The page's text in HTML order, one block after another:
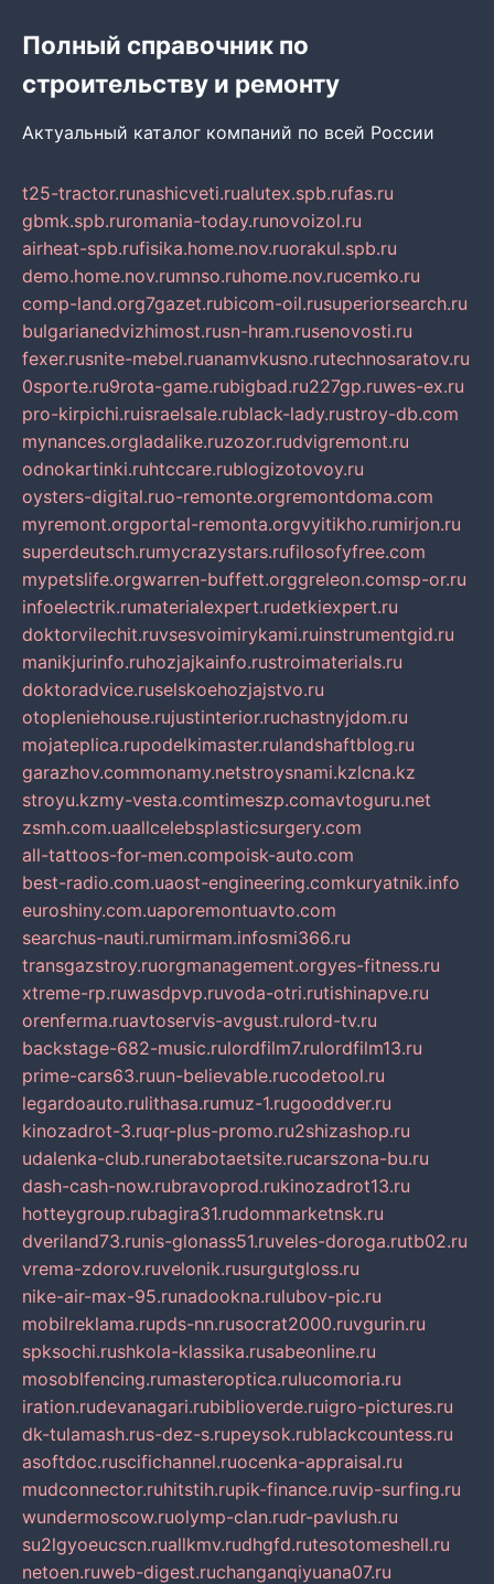
Полный справочник по
строительству и ремонту
Актуальный каталог компаний по всей России
t25-tractor.runashicveti.rualutex.spb.rufas.ru
gbmk.spb.ruromania-today.runovoizol.ru
airheat-spb.rufisika.home.nov.ruorakul.spb.ru
demo.home.nov.rumnso.ruhome.nov.rucemko.ru
comp-land.org7gazet.rubicom-oil.rusuperiorsearch.ru
bulgarianedvizhimost.rusn-hram.rusenovosti.ru
fexer.rusnite-mebel.ruanamvkusno.rutechnosaratov.ru
0sporte.ru9rota-game.rubigbad.ru227gp.ruwes-ex.ru
pro-kirpichi.ruisraelsale.rublack-lady.rustroy-db.com
mynances.orgladalike.ruzozor.rudvigremont.ru
odnokartinki.ruhtccare.rublogizotovoy.ru
oysters-digital.ruo-remonte.orgremontdoma.com
myremont.orgportal-remonta.orgvyitikho.rumirjon.ru
superdeutsch.rumycrazystars.rufilosofyfree.com
mypetslife.orgwarren-buffett.orggreleon.comsp-or.ru
infoelectrik.rumaterialexpert.rudetkiexpert.ru
doktorvilechit.ruvsesvoimirykami.ruinstrumentgid.ru
manikjurinfo.ruhozjajkainfo.rustroimaterials.ru
doktoradvice.ruselskoehozjajstvo.ru
otopleniehouse.rujustinterior.ruchastnyjdom.ru
mojateplica.rupodelkimaster.rulandshaftblog.ru
garazhov.commonamy.netstroysnami.kzlcna.kz
stroyu.kzmy-vesta.comtimeszp.comavtoguru.net
zsmh.com.uaallcelebsplasticsurgery.com
all-tattoos-for-men.compoisk-auto.com
best-radio.com.uaost-engineering.comkuryatnik.info
euroshiny.com.uaporemontuavto.com
searchus-nauti.rumirmam.infosmi366.ru
transgazstroy.ruorgmanagement.orgyes-fitness.ru
xtreme-rp.ruwasdpvp.ruvoda-otri.rutishinapve.ru
orenferma.ruavtoservis-avgust.rulord-tv.ru
backstage-682-music.rulordfilm7.rulordfilm13.ru
prime-cars63.ruun-believable.rucodetool.ru
legardoauto.rulithasa.rumuz-1.rugooddver.ru
kinozadrot-3.ruqr-plus-promo.ru2shizashop.ru
udalenka-club.runerabotaetsite.rucarszona-bu.ru
dash-cash-now.rubravoprod.rukinozadrot13.ru
hotteygroup.rubagira31.rudommarketnsk.ru
dveriland73.runis-glonass51.ruveles-doroga.rutb02.ru
vrema-zdorov.ruvelonik.rusurgutgloss.ru
nike-air-max-95.runadookna.rulubov-pic.ru
mobilreklama.rupds-nn.rusocrat2000.ruvgurin.ru
spksochi.rushkola-klassika.rusabeonline.ru
mosoblfencing.rumasteroptica.rulucomoria.ru
iration.rudevanagari.rubiblioverde.ruigro-pictures.ru
dk-tulamash.rus-dez-s.rupeysok.rublackcountess.ru
asoftdoc.ruscifichannel.ruocenka-appraisal.ru
mudconnector.ruhitstih.rupik-finance.ruvip-surfing.ru
wundermoscow.ruolymp-clan.rudr-pavlush.ru
su2lgyoeucscn.ruallkmv.rudhgfd.rutesotomeshell.ru
netoen.ruweb-digest.ruchanganqiyuana07.ru